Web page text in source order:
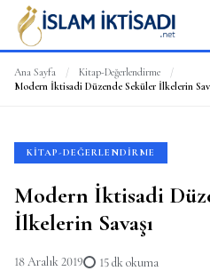
ARA
Ana Sayfa / Kitap-Değerlendirme
/
Modern İktisadi Düzende Seküler İlkelerin
KITAP-DEĞERLENDIRME
Modern İktisadi
İlkelerin Savaşı
18 Aralık 2019 15 dk okuma